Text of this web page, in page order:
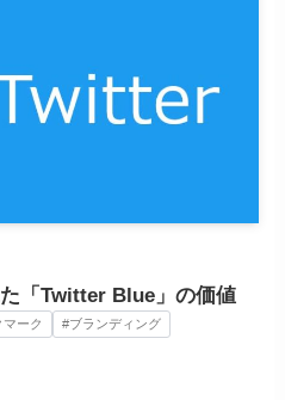
「Twitter Blue」の価値
ーク
#ブランディング